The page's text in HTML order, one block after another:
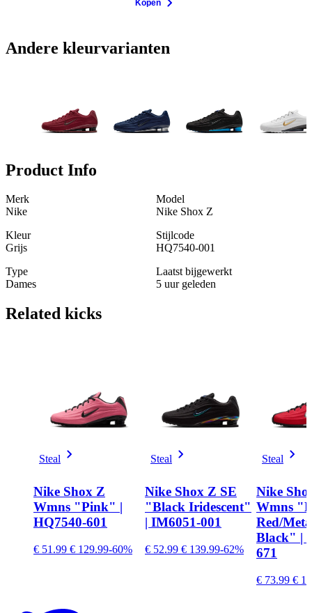
Kopen
Andere kleurvarianten
Product Info
Merk
Nike
Model
Nike Shox Z
Kleur
Grijs
Stijlcode
HQ7540-001
Type
Dames
Laatst bijgewerkt
5 uur geleden
Related kicks
Steal
Nike Shox Z
Wmns "Pink" |
HQ7540-601
€ 51.99 € 129.99-60%
Steal
Nike Shox Z SE
"Black Iridescent"
| IM6051-001
€ 52.99 € 139.99-62%
Steal
Nike
Wmns
Red/
Black" |
671
€ 73.99 €